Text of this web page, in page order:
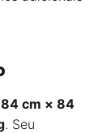
84 cm × 84
. Seu